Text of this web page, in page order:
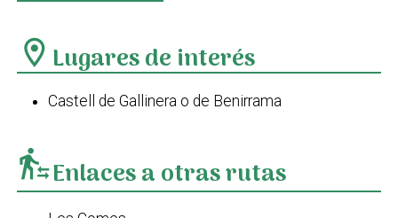
location_on Lugares de interés
Castell de Gallinera o de Benirrama
transfer_within_a_stationEnlaces a otras rutas